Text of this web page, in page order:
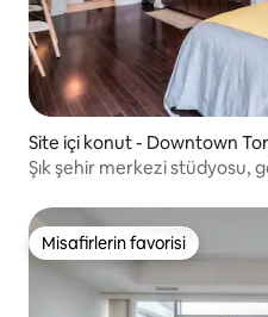
Site içi konut - Downtown
Şık şehir merkezi stüdyosu,
Misafirlerin favorisi
Misafirlerin favorisi